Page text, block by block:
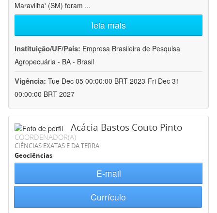
Maravilha' (SM) foram ...
leia mais
Instituição/UF/País: Empresa Brasileira de Pesquisa
Agropecuária - BA - Brasil
Vigência: Tue Dec 05 00:00:00 BRT 2023-Fri Dec 31
00:00:00 BRT 2027
Acácia Bastos Couto Pinto
COORDENADOR(A)
CIÊNCIAS EXATAS E DA TERRA
Geociências
E-mail
Currículo